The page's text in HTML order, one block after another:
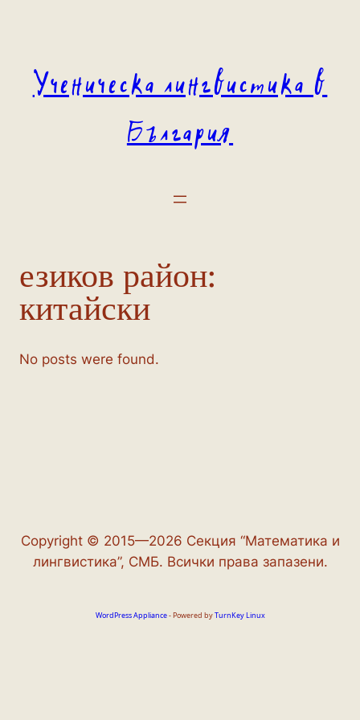
Ученическа лингвистика в
България
езиков район:
китайски
No posts were found.
Copyright © 2015—2026 Секция “Математика и
лингвистика”, СМБ. Всички права запазени.
WordPress Appliance- Powered byTurnKey Linux